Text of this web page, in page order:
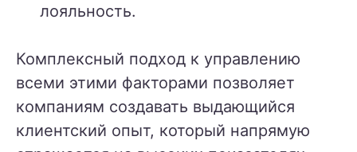
лояльность.
Комплексный подход к управлению
всеми этими факторами позволяет
компаниям создавать выдающийся
клиентский опыт, который напрямую